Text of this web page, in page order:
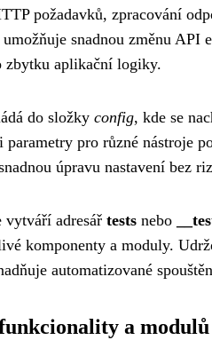
požadavků, zpracování
snadnou změnu API
zbytku aplikační logiky.
do složky config, kde se
pro různé nástroje
úpravu nastavení bez
vytváří adresář tests nebo
komponenty a moduly.
automatizované
a modulů